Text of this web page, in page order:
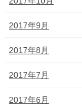
2017年9月
2017年8月
2017年7月
2017年6月